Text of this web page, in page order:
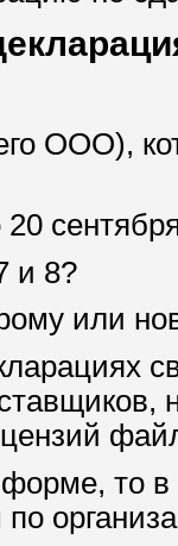
ООО),
сентября
и 8?
или
то